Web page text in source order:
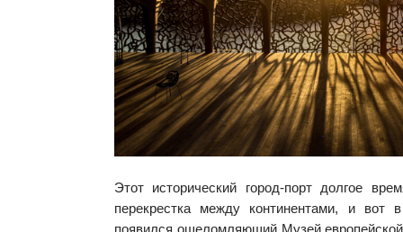
Этот исторический город-порт долгое
перекрестка между континентами, и
появился ошеломляющий Музей